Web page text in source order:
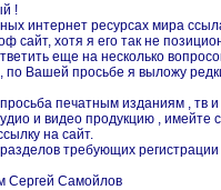
!
интернет ресурсах мира
сайт, хотя я его так не
еще на несколько
по Вашей просьбе я выложу
печатным изданиям , тв
и видео продукцию , имейте
на сайт.
требующих регистрации
Сергей Самойлов